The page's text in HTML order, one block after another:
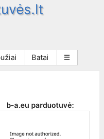
Batai ☰
b-a.eu parduotuvė: